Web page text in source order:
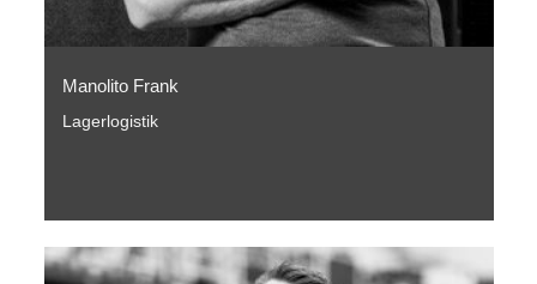
Manolito Frank
Lagerlogistik